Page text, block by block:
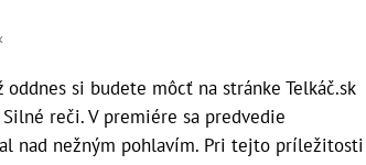
oddnes si budete môcť na stránke Telkáč.sk
reči. V premiére sa predvedie
nad nežným pohlavím. Pri tejto príležitosti